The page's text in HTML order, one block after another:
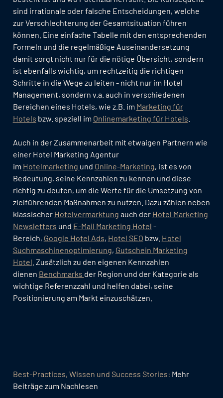
sind irrationale oder falsche Entscheidungen, welche
zur Verschlechterung der Gesamtsituation führen
können. Eine einfache Tabelle mit den entsprechenden
Formeln und die regelmäßige Auseinandersetzung
damit sorgt nicht nur für die nötige Übersicht, sondern
ist ebenfalls wichtig, um rechtzeitig die richtigen
Schritte in die Wege zu leiten - nicht nur im Hotel
Management, sondern v.a. auch in verschiedenen
Bereichen eines Hotels, wie z.B. im Marketing für
Hotels bzw. speziell im Onlinemarketing für Hotels
Auch in der Zusammenarbeit mit etwaigen Partnern wie
einer Hotel Marketing Agentur
im Hotelmarketing und Online-Marketing, ist es von
Bedeutung, seine Kennzahlen zu kennen und diese
richtig zu deuten, um die Werte für die Umsetzung von
zielführenden Maßnahmen zu nutzen. Dazu zählen neben
klassischer Hotelvermarktung auch der Hotel Marketing
Newsletters und E-Mail Marketing Hotel -
Bereich, Google Hotel Ads, Hotel SEO bzw. Hotel
Suchmaschinenoptimierung, Gutschein Marketing
Hotel . Zusätzlich zu den eigenen Kennzahlen
dienen Benchmarks der Region und der Kategorie als
wichtige Referenzzahl und helfen dabei, seine
Positionierung am Markt einzuschätzen.
Best-Practices, Wissen und Success Stories: Mehr
Beiträge zum Nachlesen